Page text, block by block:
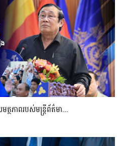
ថភាពរបស់មន្ត្រីព័ត៌មា...